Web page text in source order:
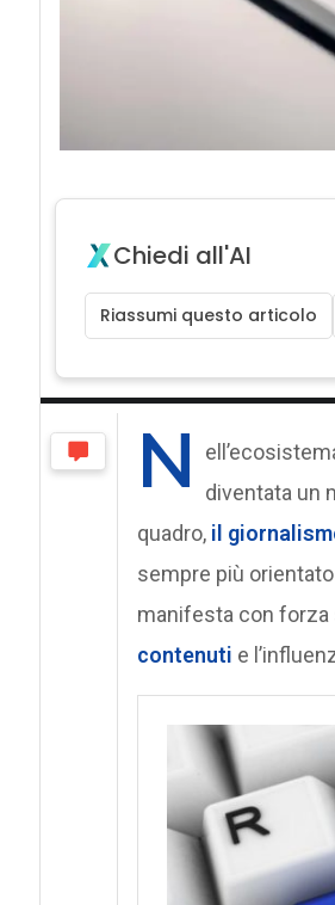
Chiedi all'AI
Riassumi questo articolo
N
diventata un
quadro, il
sempre più
manifesta con forza
contenuti e